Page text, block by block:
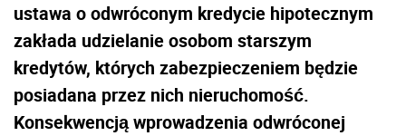
ustawa o odwróconym kredycie hipotecznym
zakłada udzielanie osobom starszym
kredytów, których zabezpieczeniem będzie
posiadana przez nich nieruchomość.
Konsekwencją wprowadzenia odwróconej